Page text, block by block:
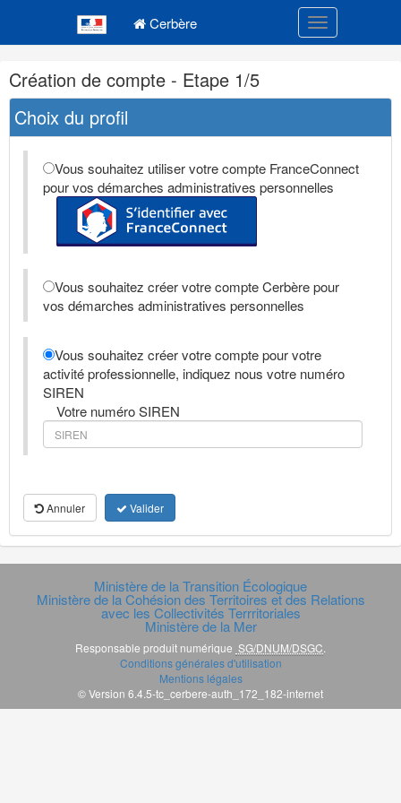
Cerbère Toggle
Navigation
et
outils
annexes
Création de compte - Etape 1/5
Choix du profil
Vous souhaitez utiliser votre compte FranceConnect
pour vos démarches administratives personnelles
Vous souhaitez créer votre compte Cerbère pour
vos démarches administratives personnelles
Vous souhaitez créer votre compte pour votre
activité professionnelle, indiquez nous votre numéro
SIREN
Votre numéro SIREN
Annuler Valider
Ministère de la Transition Écologique
Ministère de la Cohésion des Territoires et des Relations
avec les Collectivités Terrritoriales
Ministère de la Mer
Responsable produit numérique SG/DNUM/DSGC
Conditions générales d'utilisation
Mentions légales
© Version 6.4.5-tc_cerbere-auth_172_182-internet